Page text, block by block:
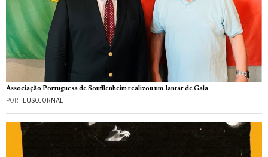
Associação Portuguesa de Soufflenheim realizou um Jantar de Gala
POR _LUSOJORNAL